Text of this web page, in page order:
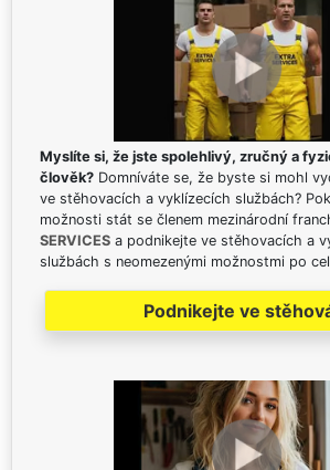
Myslíte si, že jste spolehlivý, zručný a
člověk? Domníváte se, že byste si mohl
ve stěhovacích a vyklízecích službách?
možnosti stát se členem mezinárodní
SERVICES a podnikejte ve stěhovacích a
službách s neomezenými možnostmi po
Podnikejte ve